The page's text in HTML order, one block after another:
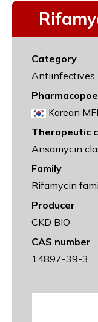
Category
Antiinfectives
Korean
Therapeutic
Ansamycin
Family
Rifamycin
Producer
CKD BIO
CAS number
14897-39-3